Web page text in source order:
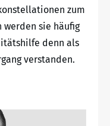
zum
sie häufig
denn als
verstanden.